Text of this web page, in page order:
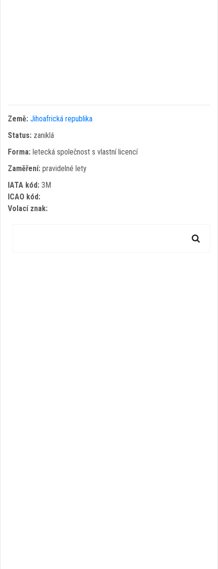
Země: Jihoafrická republika
Status: zaniklá
Forma: letecká společnost s vlastní licencí
Zaměření: pravidelné lety
IATA kód: 3M
ICAO kód:
Volací znak: